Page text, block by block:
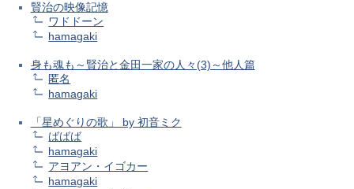
賢治の映像記憶
ワドドーン
hamagaki
身も魂も～賢治と金田一家の人々(3)～他人篇
匿名
hamagaki
「星めぐりの歌」 by 初音ミク
ばばば
hamagaki
アヨアン・イゴカー
hamagaki